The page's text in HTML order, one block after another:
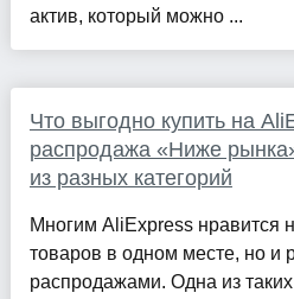
актив, который можно ...
Что выгодно купить на
распродажа «Ниже
из разных категорий
Многим AliExpress нравится
товаров в одном месте, но и
распродажами. Одна из